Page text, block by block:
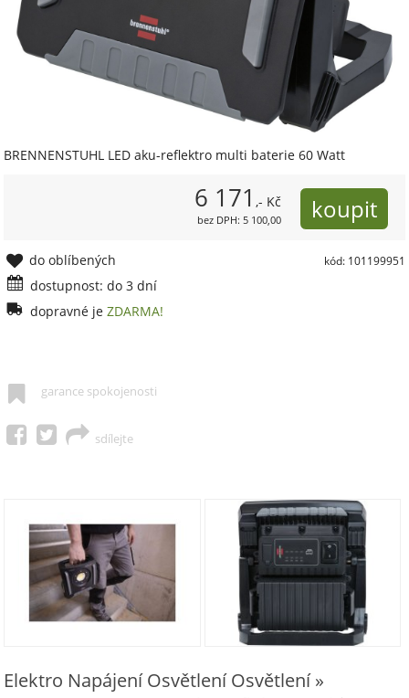
BRENNENSTUHL LED aku-reflektro multi baterie 60 Watt
6 171 ,- Kč
bez DPH: 5 100,00
kód: 101199951
do oblíbených
dostupnost: do 3 dní
dopravné jeZDARMA!
garance spokojenosti
sdílejte
Elektro Napájení Osvětlení Osvětlení »